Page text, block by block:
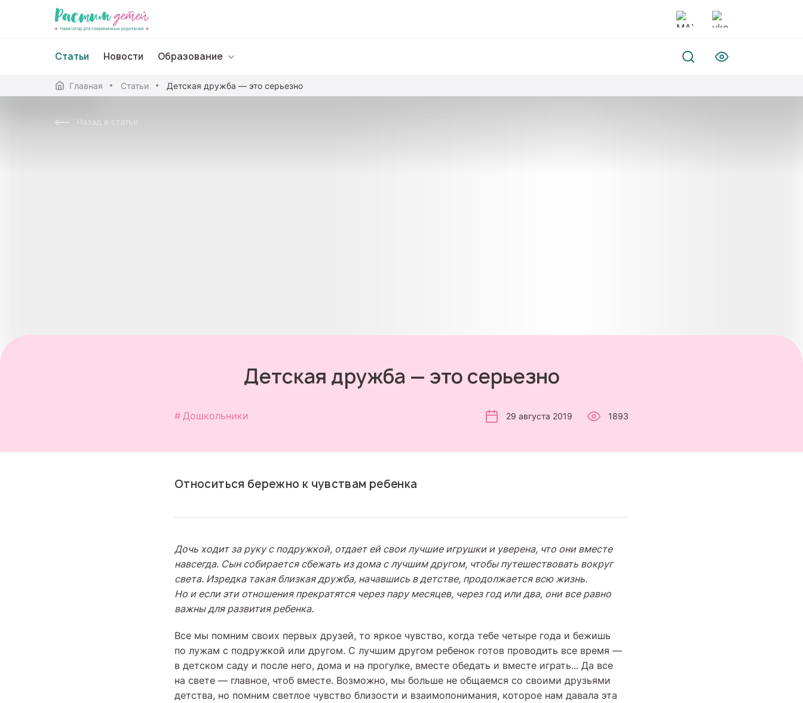
Статьи Новости Образование
Главная Статьи Детская дружба — это серьезно
Назад в статьи
Детская дружба — это серьезно
Дошкольники 29 августа 2019 1893
Относиться бережно к чувствам ребенка
Дочь ходит за руку с подружкой, отдает ей свои лучшие игрушки и уверена, что они вместе
навсегда. Сын собирается сбежать из дома с лучшим другом, чтобы путешествовать вокруг
света. Изредка такая близкая дружба, начавшись в детстве, продолжается всю жизнь.
Но и если эти отношения прекратятся через пару месяцев, через год или два, они все равно
важны для развития ребенка.
Все мы помним своих первых друзей, то яркое чувство, когда тебе четыре года и бежишь
по лужам с подружкой или другом. С лучшим другом ребенок готов проводить все время —
в детском саду и после него, дома и на прогулке, вместе обедать и вместе играть... Да все
на свете — главное, чтоб вместе. Возможно, мы больше не общаемся со своими друзьями
детства, но помним светлое чувство близости и взаимопонимания, которое нам давала эта